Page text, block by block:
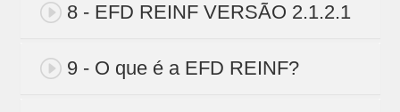
8 - EFD REINF VERSÃO 2.1.2.1
9 - O que é a EFD REINF?